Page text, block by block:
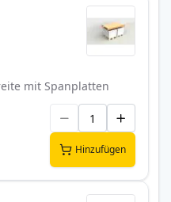
mit Spanplatten
Hinzufügen